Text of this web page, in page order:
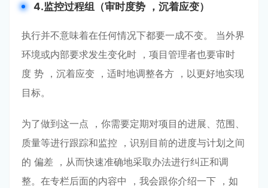
4.监控过程组（审时度势 ，沉着应变）
执⾏并不意味着在任何情况下都要⼀成不变。 当外界
环境或内部要求发⽣变化时 ，项⽬管理者也要审时
度 势 ，沉着应变 ，适时地调整各⽅ ，以更好地实现
⽬标。
为了做到这⼀点 ，你需要定期对项⽬的进展、范围、
质量等进⾏跟踪和监控 ，识别⽬前的进度与计划之间
的 偏差 ，从⽽快速准确地采取办法进⾏纠正和调
整。在专栏后⾯的内容中 ，我会跟你介绍⼀下 ，如